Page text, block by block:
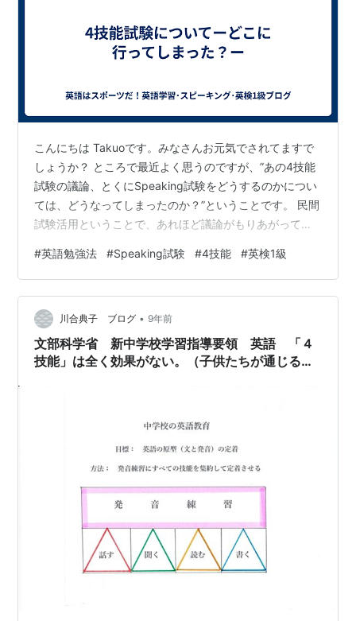
こんにちは Takuoです。みなさんお元気でされてますで
しょうか？ ところで最近よく思うのですが、”あの4技能
試験の議論、とくにSpeaking試験をどうするのかについ
ては、どうなってしまったのか？”ということです。 民間
試験活用ということで、あれほど議論がもりあがってい
ことが発表されて依頼、いまや誰もなにも話さない状態
です。 コロナ禍でそれどころでない、大学自体行くお金
がない、などあるとおもいますが、それにしても誰もな
にも話さない状態ですよね。 このブログでも何度も書い
てますが、Speaking能力は素振りとおなじ、やらないと
できるように…
#英語勉強法 #Speaking試験 #4技能 #英検1級
川合典子 ブログ • 9年前
文部科学省 新中学校学習指導要領 英語 「４
技能」は全く効果がない。（子供たちが通じる発